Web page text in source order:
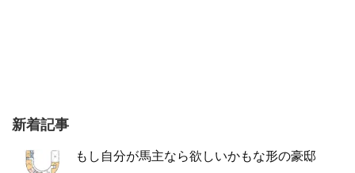
新着記事
もし自分が馬主なら欲しいかもな形の豪邸